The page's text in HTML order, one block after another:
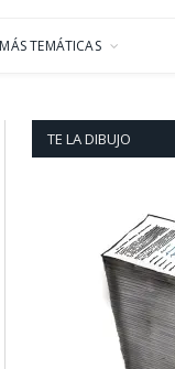
MÁS TEMÁTICAS
TE LA DIBUJO